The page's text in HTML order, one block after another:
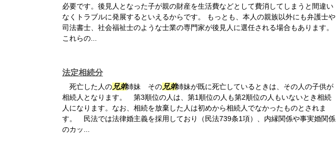
必要です。後見人となった子が親の財産を生活費などとして費消してしまうと間違い
なくトラブルに発展するといえるからです。 もっとも、本人の親族以外にも弁護士や
司法書士、社会福祉士のような士業の専門家が後見人に選任される場合もあります。
これらの...
法定相続分
死亡した人の兄弟姉妹 その兄弟姉妹が既に死亡しているときは、その人の子供が
相続人となります。 第3順位の人は、第1順位の人も第2順位の人もいないとき相続
人になります。なお、相続を放棄した人は初めから相続人でなかったものとされま
す。 民法では法律婚主義を採用しており（民法739条1項）、内縁関係や事実婚関係
のカッ...